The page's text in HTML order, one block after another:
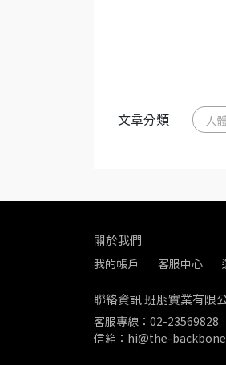
文章分類 人
關於我們
我的帳戶 客服中心
聯絡資訊 班朋實業有限
客服專線：02-23569828
信箱：hi@the-